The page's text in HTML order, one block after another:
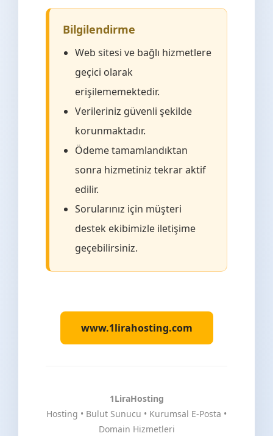
Bilgilendirme
Web sitesi ve bağlı hizmetlere
geçici olarak
erişilememektedir.
Verileriniz güvenli şekilde
korunmaktadır.
Ödeme tamamlandıktan
sonra hizmetiniz tekrar aktif
edilir.
Sorularınız için müşteri
destek ekibimizle iletişime
geçebilirsiniz.
www.1lirahosting.com
1LiraHosting
Hosting • Bulut Sunucu • Kurumsal E-Posta •
Domain Hizmetleri